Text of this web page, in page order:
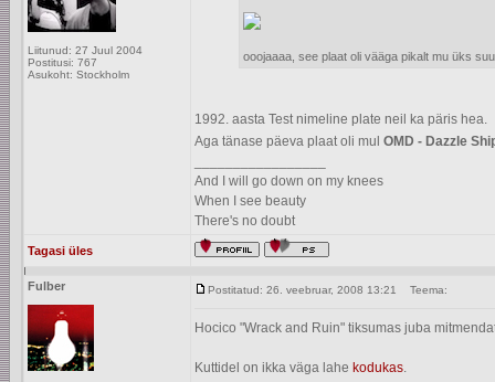
Liitunud: 27 Juul 2004
Postitusi: 767
Asukoht: Stockholm
ooojaaaa, see plaat oli vääga pikalt mu üks
1992. aasta Test nimeline plate neil ka päris hea.
Aga tänase päeva plaat oli mul OMD - Dazzle
And I will go down on my knees
When I see beauty
There's no doubt
Tagasi üles
Fulber Postitatud: 26. veebruar, 2008 13:21 Teema:
Hocico "Wrack and Ruin" tiksumas juba
Kuttidel on ikka väga lahe kodukas.